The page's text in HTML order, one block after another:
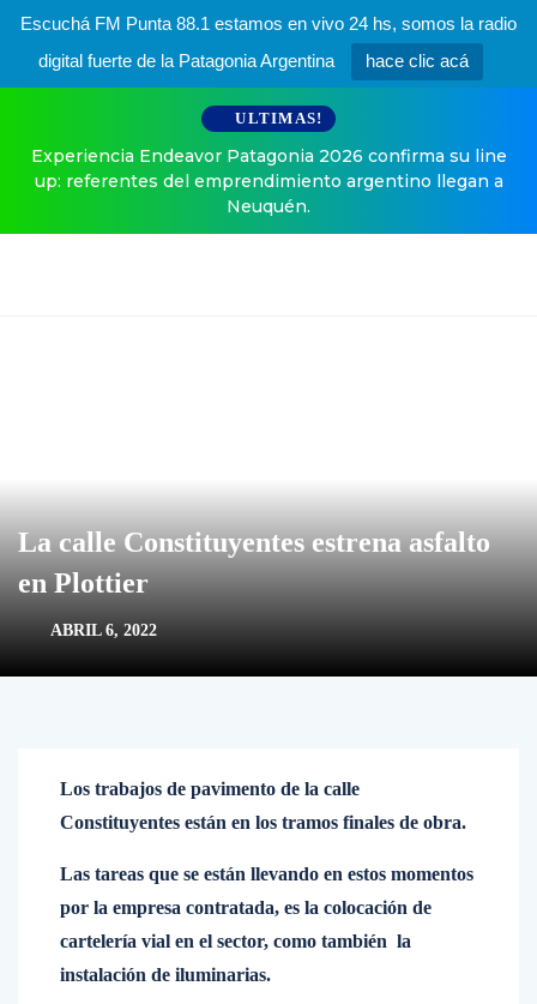
Escuchá FM Punta 88.1 estamos en vivo 24 hs, somos la radio
digital fuerte de la Patagonia Argentina
hace clic acá
ULTIMAS!
Experiencia Endeavor Patagonia 2026 confirma su line
up: referentes del emprendimiento argentino llegan a
Neuquén.
La calle Constituyentes estrena asfalto
en Plottier
ABRIL 6, 2022
Los trabajos de pavimento de la calle
Constituyentes están en los tramos finales de obra.
Las tareas que se están llevando en estos momentos
por la empresa contratada, es la colocación de
cartelería vial en el sector, como también la
instalación de iluminarias.